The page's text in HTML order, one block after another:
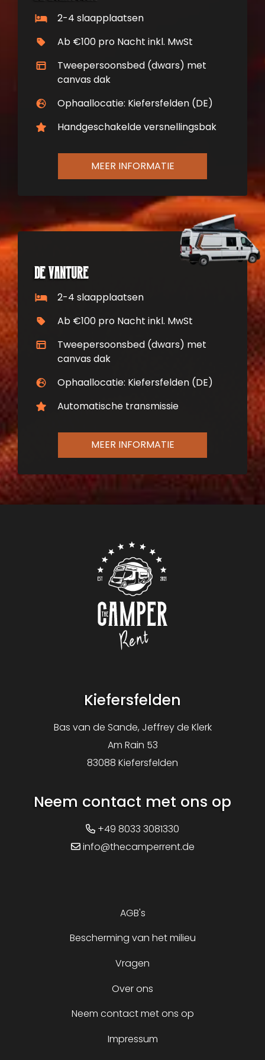
2-4 slaapplaatsen
Ab €100 pro Nacht inkl. MwSt
Tweepersoonsbed (dwars) met
canvas dak
Ophaallocatie: Kiefersfelden (DE)
Handgeschakelde versnellingsbak
MEER INFORMATIE
De Vanture
2-4 slaapplaatsen
Ab €100 pro Nacht inkl. MwSt
Tweepersoonsbed (dwars) met
canvas dak
Ophaallocatie: Kiefersfelden (DE)
Automatische transmissie
MEER INFORMATIE
Kiefersfelden
Bas van de Sande, Jeffrey de Klerk
Am Rain 53
83088 Kiefersfelden
Neem contact met ons op
+49 8033 3081330
info@thecamperrent.de
AGB's
Bescherming van het milieu
Vragen
Over ons
Neem contact met ons op
Impressum